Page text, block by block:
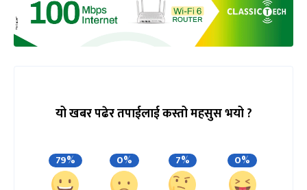
यो खबर पढेर तपाईलाई कस्तो महसुस भयो ?
79% 0% 7% 0%